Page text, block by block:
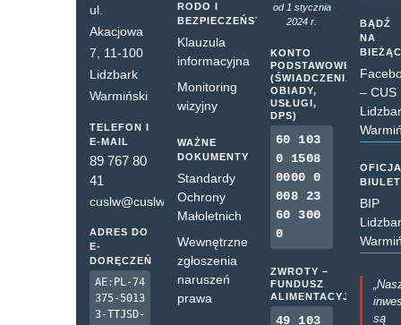
ul.
Akacjowa
7, 11-100
Lidzbark
Warmiński
TELEFON I
E-MAIL
89 767 80
41
cuslw@cuslw.pl
ADRES DO
E-
DORĘCZEŃ
AE:PL-74
375-5013
3-TTJSD-
RODO I
BEZPIECZEŃSTWO
Klauzula
informacyjna
Monitoring
wizyjny
WAŻNE
DOKUMENTY
Standardy
Ochrony
Małoletnich
Wewnętrzne
zgłoszenia
naruszeń
prawa
od 1 stycznia
2024 r.
KONTO
PODSTAWOWE
(ŚWIADCZENIA,
OBIADY,
USŁUGI,
DPS)
60 103
0 1508
0000 0
008 23
60 300
0
ZWROTY –
FUNDUSZ
ALIMENTACYJNY
49 103
BĄDŹ
NA
– CUS
BIP
są